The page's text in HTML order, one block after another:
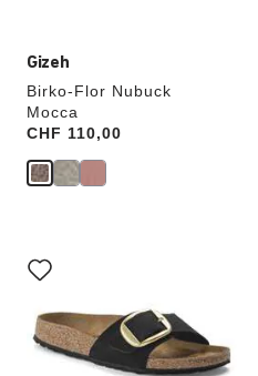
Gizeh
Birko-Flor Nubuck
Mocca
Price:
CHF 110,00
sur
les
de
couleurs
modifiera